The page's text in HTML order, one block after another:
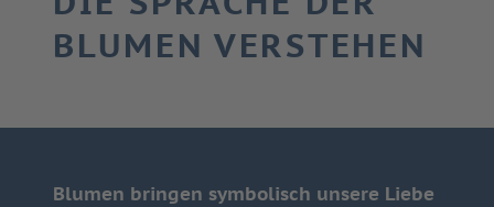
BLUMEN VERSTEHEN
Blumen bringen symbolisch unsere Liebe